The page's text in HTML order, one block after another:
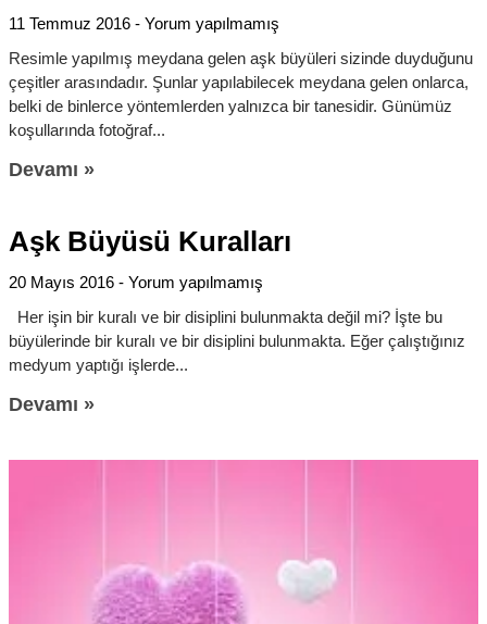
11 Temmuz 2016
Yorum yapılmamış
Resimle yapılmış meydana gelen aşk büyüleri sizinde duyduğunu
çeşitler arasındadır. Şunlar yapılabilecek meydana gelen onlarca,
belki de binlerce yöntemlerden yalnızca bir tanesidir. Günümüz
koşullarında fotoğraf
Devamı »
Aşk Büyüsü Kuralları
20 Mayıs 2016
Yorum yapılmamış
Her işin bir kuralı ve bir disiplini bulunmakta değil mi? İşte bu
büyülerinde bir kuralı ve bir disiplini bulunmakta. Eğer çalıştığınız
medyum yaptığı işlerde
Devamı »